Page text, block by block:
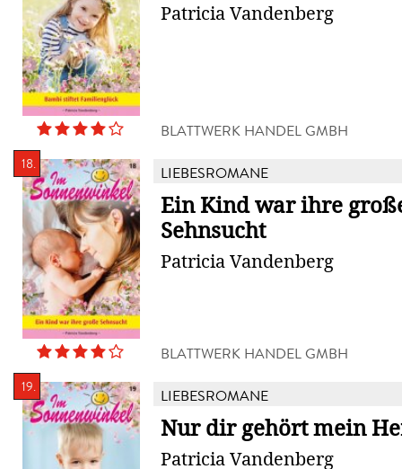
Patricia Vandenberg
BLATTWERK HANDEL GMBH
18. LIEBESROMANE
Ein Kind war ihre
Sehnsucht
Patricia Vandenberg
BLATTWERK HANDEL GMBH
19. LIEBESROMANE
Nur dir gehört mein
Patricia Vandenberg